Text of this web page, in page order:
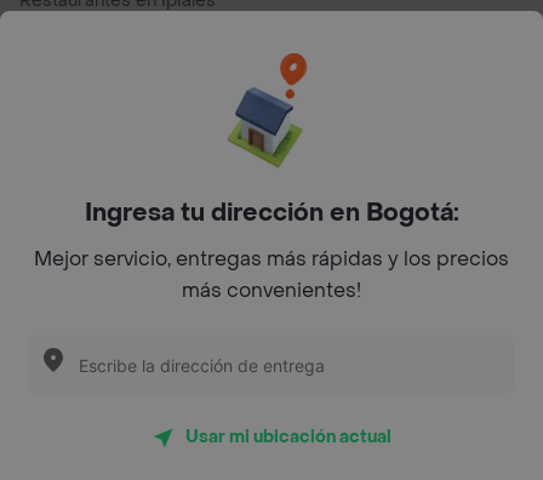
Top Marcas y Cadenas de Restaurantes
Encuéntranos en estos países
App Store Google play
Restaurantes cerca de mi para pedir Comida a Domicilio -
Ingresa tu dirección en Bogotá:
Mejor servicio, entregas más rápidas y los precios
más convenientes!
Usar mi ubicación actual